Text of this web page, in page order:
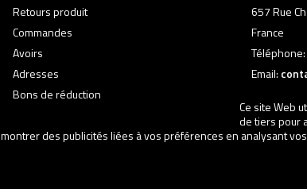
Retours produit
Commandes
Avoirs
Adresses
Bons de réduction
657 Rue
France
Téléphone:
Email:
Ce site Web
de tiers pour
montrer des publicités liées à vos préférences en analysant